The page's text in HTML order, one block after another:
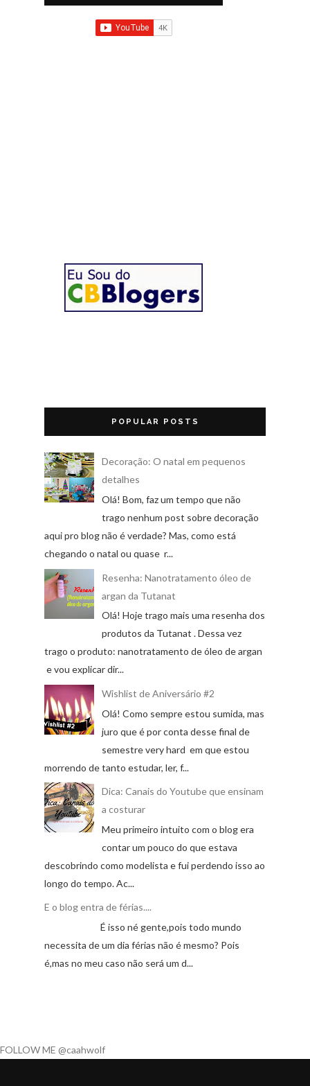
POPULAR POSTS
Decoração: O natal em pequenos
detalhes
Olá! Bom, faz um tempo que não
trago nenhum post sobre decoração
aqui pro blog não é verdade? Mas, como está
chegando o natal ou quase r...
Resenha: Nanotratamento óleo de
argan da Tutanat
Olá! Hoje trago mais uma resenha dos
produtos da Tutanat . Dessa vez
trago o produto: nanotratamento de óleo de argan
e vou explicar dir...
Wishlist de Aniversário #2
Olá! Como sempre estou sumida, mas
juro que é por conta desse final de
semestre very hard em que estou
morrendo de tanto estudar, ler, f...
Dica: Canais do Youtube que ensinam
a costurar
Meu primeiro intuito com o blog era
contar um pouco do que estava
descobrindo como modelista e fui perdendo isso ao
longo do tempo. Ac...
E o blog entra de férias....
É isso né gente,pois todo mundo
necessita de um dia férias não é mesmo? Pois
é,mas no meu caso não será um d...
FOLLOW ME @caahwolf